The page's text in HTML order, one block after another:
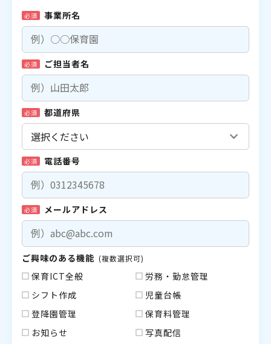
必須 事業所名
必須 ご担当者名
必須 都道府県
必須 電話番号
必須 メールアドレス
ご興味のある機能 (複数選択可)
保育ICT全般
労務・勤怠管理
シフト作成
児童台帳
登降園管理
保育料管理
お知らせ
写真配信